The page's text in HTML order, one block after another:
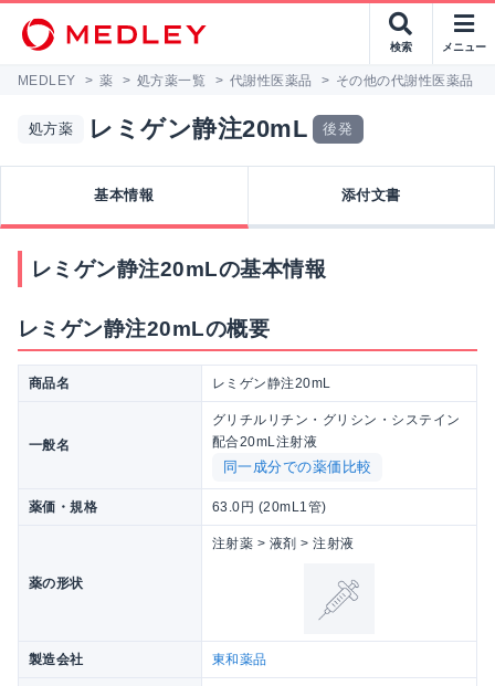
検索 メニュー
MEDLEY > 薬 > 処方薬一覧 > 代謝性医薬品 > その他の代謝性医薬品
処方薬 レミゲン静注20mL 後発
基本情報 添付文書
レミゲン静注20mLの基本情報
レミゲン静注20mLの概要
商品名 レミゲン静注20mL
一般名
グリチルリチン・グリシン・システイン
配合20mL注射液
同一成分での薬価比較
薬価・規格 63.0円 (20mL1管)
薬の形状
注射薬 > 液剤 > 注射液
製造会社 東和薬品